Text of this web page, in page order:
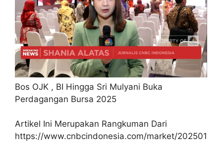
Bos OJK , BI Hingga Sri Mulyani Buka
Perdagangan Bursa 2025
Artikel Ini Merupakan Rangkuman Dari
https://www.cnbcindonesia.com/market/202501